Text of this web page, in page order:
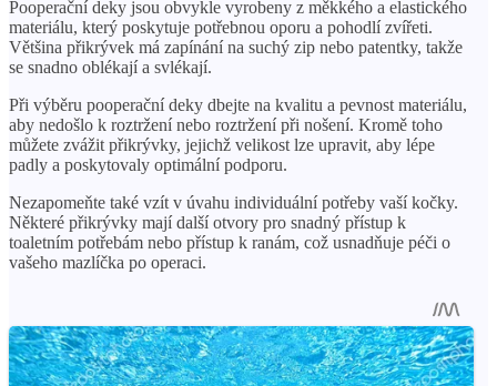
Pooperační deky jsou obvykle vyrobeny z měkkého a elastického
materiálu, který poskytuje potřebnou oporu a pohodlí zvířeti.
Většina přikrývek má zapínání na suchý zip nebo patentky, takže
se snadno oblékají a svlékají.
Při výběru pooperační deky dbejte na kvalitu a pevnost materiálu,
aby nedošlo k roztržení nebo roztržení při nošení. Kromě toho
můžete zvážit přikrývky, jejichž velikost lze upravit, aby lépe
padly a poskytovaly optimální podporu.
Nezapomeňte také vzít v úvahu individuální potřeby vaší kočky.
Některé přikrývky mají další otvory pro snadný přístup k
toaletním potřebám nebo přístup k ranám, což usnadňuje péči o
vašeho mazlíčka po operaci.